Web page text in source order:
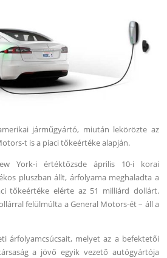
járműgyártó, miután lekörözte az
t is a piaci tőkeértéke alapján.
York-i értéktőzsde április 10-i korai
pluszban állt, árfolyama meghaladta a
tőkeértéke elérte az 51 milliárd dollárt.
felülmúlta a General Motors-ét – áll a
árfolyamcsúcsait, melyet az a befektetői
a jövő egyik vezető autógyártója